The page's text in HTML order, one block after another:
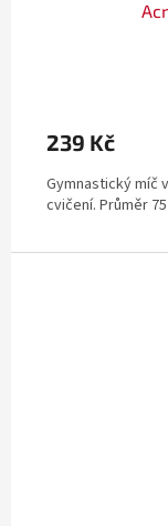
239 Kč
Gymnastický míč
cvičení. Průměr